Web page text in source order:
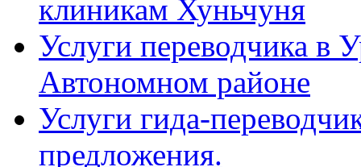
клиникам Хуньчуня
Услуги переводчика в
Автономном районе
Услуги гида-
предложения.